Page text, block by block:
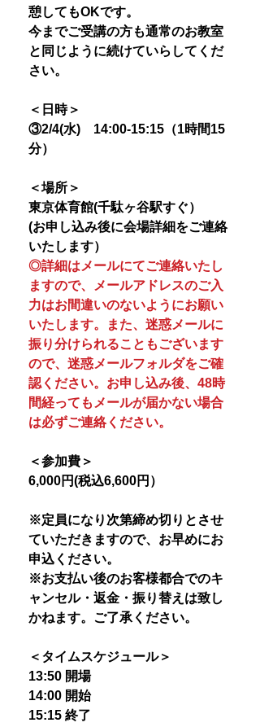
憩してもOKです。
今までご受講の方も通常のお教室
と同じように続けていらしてくだ
さい。
＜日時＞
③2/4(水) 14:00-15:15（1時間15
分）
＜場所＞
東京体育館(千駄ヶ谷駅すぐ）
(お申し込み後に会場詳細をご連絡
いたします）
◎詳細はメールにてご連絡いたし
ますので、メールアドレスのご入
力はお間違いのないようにお願い
いたします。また、迷惑メールに
振り分けられることもございます
ので、迷惑メールフォルダをご確
認ください。お申し込み後、48時
間経ってもメールが届かない場合
は必ずご連絡ください。
＜参加費＞
6,000円(税込6,600円）
※定員になり次第締め切りとさせ
ていただきますので、お早めにお
申込ください。
※お支払い後のお客様都合でのキ
ャンセル・返金・振り替えは致し
かねます。ご了承ください。
＜タイムスケジュール＞
13:50 開場
14:00 開始
15:15 終了